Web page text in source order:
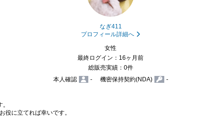
なぎ411
プロフィール詳細へ
女性
最終ログイン：16ヶ月前
総販売実績：0件
本人確認
- 機密保持契約(NDA) -
役に立てれば幸いです。